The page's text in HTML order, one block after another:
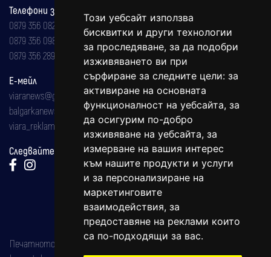
Този уебсайт използва
бисквитки и други технологии
за проследяване, за да подобри
изживяването ви при
сърфиране за следните цели: за
активиране на основната
функционалност на уебсайта, за
да осигурим по-добро
изживяване на уебсайта, за
измерване на вашия интерес
към нашите продукти и услуги
и за персонализиране на
маркетинговите
взаимодействия, за
предоставяне на реклами които
са по-подходящи за вас.
Телефони за реклама и абонаменти
0879 356 082
0879 356 098
0879 356 289
Е-мейл
viaranews@gmail.com
balgarkanews@gmail.com
viara_reklama@mail.bg
Следвайте ни:
Печатното издание на вестника е регистрирано в националния